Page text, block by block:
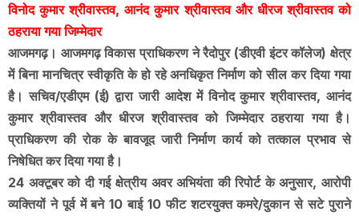
विनोद कुमार श्रीवास्तव, आनंद कुमार श्रीवास्तव और धीरज श्रीवास्तव को
ठहराया गया जिम्मेदार
आजमगढ़। आजमगढ़ विकास प्राधिकरण ने रैदोपुर (डीएवी इंटर कॉलेज) क्षेत्र
में बिना मानचित्र स्वीकृति के हो रहे अनधिकृत निर्माण को सील कर दिया गया
है। सचिव/एडीएम (ई) द्वारा जारी आदेश में विनोद कुमार श्रीवास्तव, आनंद
कुमार श्रीवास्तव और धीरज श्रीवास्तव को जिम्मेदार ठहराया गया है।
प्राधिकरण की रोक के बावजूद जारी निर्माण कार्य को तत्काल प्रभाव से
निषेधित कर दिया गया है।
24 अक्टूबर को दी गई क्षेत्रीय अवर अभियंता की रिपोर्ट के अनुसार, आरोपी
व्यक्तियों ने पूर्व में बने 10 बाई 10 फीट शटरयुक्त कमरे/दुकान से सटे पुराने